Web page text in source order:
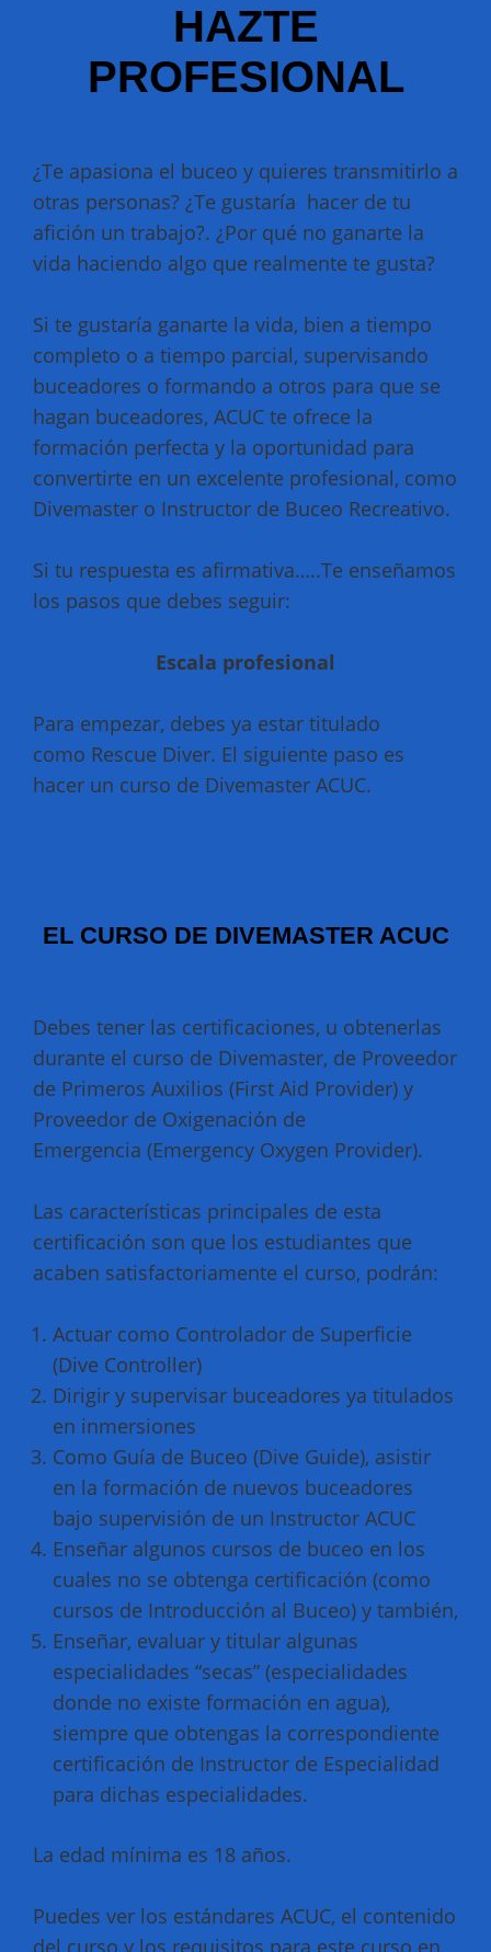
HAZTE
PROFESIONAL
¿Te apasiona el buceo y quieres transmitirlo a
otras personas? ¿Te gustaría hacer de tu
afición un trabajo?. ¿Por qué no ganarte la
vida haciendo algo que realmente te gusta?
Si te gustaría ganarte la vida, bien a tiempo
completo o a tiempo parcial, supervisando
buceadores o formando a otros para que se
hagan buceadores, ACUC te ofrece la
formación perfecta y la oportunidad para
convertirte en un excelente profesional, como
Divemaster o Instructor de Buceo Recreativo.
Si tu respuesta es afirmativa…..Te enseñamos
los pasos que debes seguir:
Escala profesional
Para empezar, debes ya estar titulado
como Rescue Diver. El siguiente paso es
hacer un curso de Divemaster ACUC.
EL CURSO DE DIVEMASTER ACUC
Debes tener las certificaciones, u obtenerlas
durante el curso de Divemaster, de Proveedor
de Primeros Auxilios (First Aid Provider) y
Proveedor de Oxigenación de
Emergencia (Emergency Oxygen Provider).
Las características principales de esta
certificación son que los estudiantes que
acaben satisfactoriamente el curso, podrán:
Actuar como Controlador de Superficie
(Dive Controller)
Dirigir y supervisar buceadores ya titulados
en inmersiones
Como Guía de Buceo (Dive Guide), asistir
en la formación de nuevos buceadores
bajo supervisión de un Instructor ACUC
Enseñar algunos cursos de buceo en los
cuales no se obtenga certificación (como
cursos de Introducción al Buceo) y también,
Enseñar, evaluar y titular algunas
especialidades “secas” (especialidades
donde no existe formación en agua),
siempre que obtengas la correspondiente
certificación de Instructor de Especialidad
para dichas especialidades.
La edad mínima es 18 años.
Puedes ver los estándares ACUC, el contenido
del curso y los requisitos para este curso en